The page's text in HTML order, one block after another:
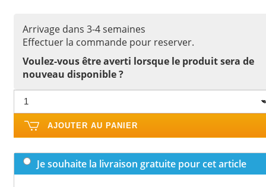
Arrivage dans 3-4 semaines
Effectuer la commande pour reserver.
Voulez-vous être averti lorsque le produit sera de
nouveau disponible ?
AJOUTER AU PANIER
Je souhaite la livraison gratuite pour cet article